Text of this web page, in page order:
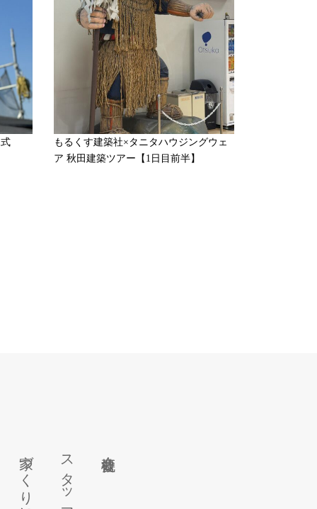
もるくす建築社×タニタハウジングウェ
ア 秋田建築ツアー【1日目前半】
スタッフ紹介